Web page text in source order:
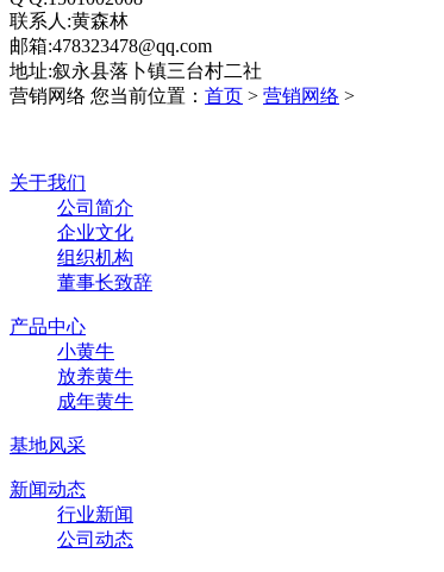
联系人:黄森林
邮箱:478323478@qq.com
地址:叙永县落卜镇三台村二社
营销网络 您当前位置： 首页 > 营销网络 >
关于我们
公司简介
企业文化
组织机构
董事长致辞
产品中心
小黄牛
放养黄牛
成年黄牛
基地风采
新闻动态
行业新闻
公司动态